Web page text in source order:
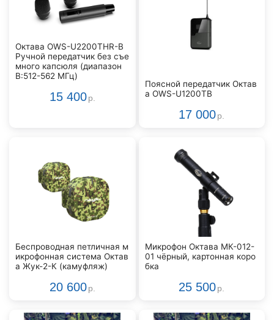
Октава OWS-U2200THR-В
Ручной передатчик без съе
много капсюля (диапазон
В:512-562 МГц)
15 400 р.
Поясной передатчик Октав
а OWS-U1200TB
17 000 р.
Беспроводная петличная м
икрофонная система Октав
а Жук-2-К (камуфляж)
20 600 р.
Микрофон Октава МК-012-
01 чёрный, картонная коро
бка
25 500 р.